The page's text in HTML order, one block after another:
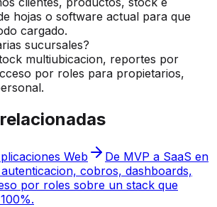
hojas o software actual para que
cargado.
sucursales?
multiubicacion, reportes por
por roles para propietarios,
Web
De MVP a SaaS en
cobros, dashboards,
por roles sobre un stack que